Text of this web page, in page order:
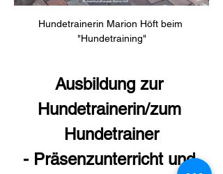
Hundetrainerin Marion Höft beim
"Hundetraining"
Ausbildung zur
Hundetrainerin/zum
Hundetrainer
- Präsenzunterricht und